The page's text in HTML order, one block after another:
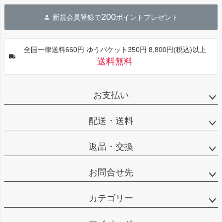
へ
新規会員登録で200ポイントプレゼント
全国一律送料660円 ゆうパケット350円 8,800円(税込)以上
送料無料
お支払い
配送・送料
返品・交換
お問合せ先
カテゴリー